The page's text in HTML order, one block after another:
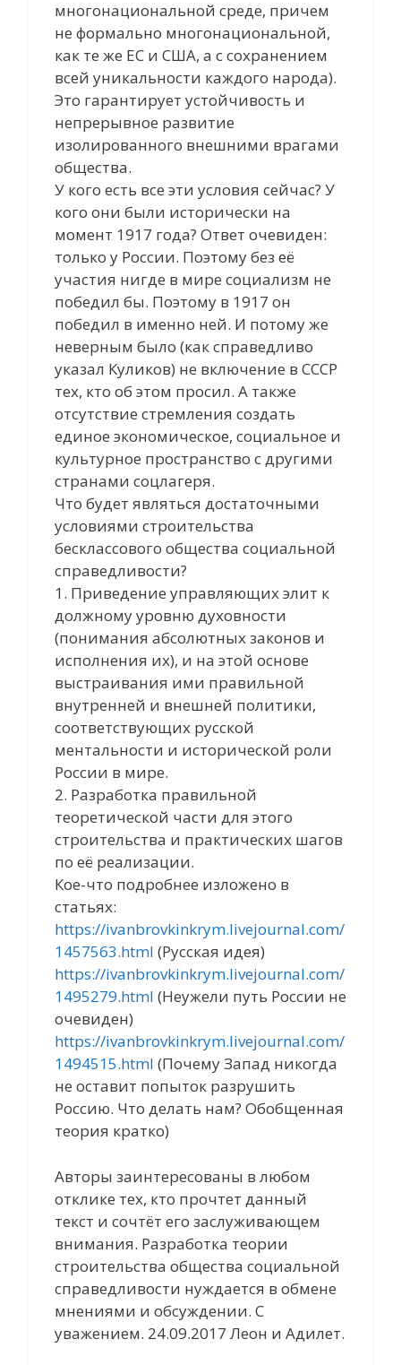
многонациональной среде, причем
не формально многонациональной,
как те же ЕС и США, а с сохранением
всей уникальности каждого народа).
Это гарантирует устойчивость и
непрерывное развитие
изолированного внешними врагами
общества.
У кого есть все эти условия сейчас? У
кого они были исторически на
момент 1917 года? Ответ очевиден:
только у России. Поэтому без её
участия нигде в мире социализм не
победил бы. Поэтому в 1917 он
победил в именно ней. И потому же
неверным было (как справедливо
указал Куликов) не включение в СССР
тех, кто об этом просил. А также
отсутствие стремления создать
единое экономическое, социальное и
культурное пространство с другими
странами соцлагеря.
Что будет являться достаточными
условиями строительства
бесклассового общества социальной
справедливости?
1. Приведение управляющих элит к
должному уровню духовности
(понимания абсолютных законов и
исполнения их), и на этой основе
выстраивания ими правильной
внутренней и внешней политики,
соответствующих русской
ментальности и исторической роли
России в мире.
2. Разработка правильной
теоретической части для этого
строительства и практических шагов
по её реализации.
Кое-что подробнее изложено в
статьях:
https://ivanbrovkinkrym.livejournal.com/
1457563.html (Русская идея)
https://ivanbrovkinkrym.livejournal.com/
1495279.html (Неужели путь России не
очевиден)
https://ivanbrovkinkrym.livejournal.com/
1494515.html (Почему Запад никогда
не оставит попыток разрушить
Россию. Что делать нам? Обобщенная
теория кратко)
Авторы заинтересованы в любом
отклике тех, кто прочтет данный
текст и сочтёт его заслуживающем
внимания. Разработка теории
строительства общества социальной
справедливости нуждается в обмене
мнениями и обсуждении. С
уважением. 24.09.2017 Леон и Адилет.